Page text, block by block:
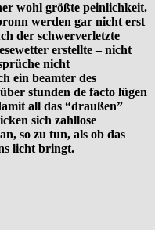
wohl größte peinlichkeit.
werden gar nicht erst
der schwerverletzte
erstellte – nicht
nicht
ein beamter des
stunden de facto lügen
all das “draußen”
sich zahllose
so zu tun, als ob das
licht bringt.